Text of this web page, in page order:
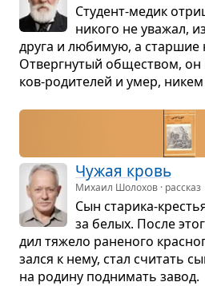
Сту­дент-медик
никого не ува­жал,
друга и люби­мую, а стар­шие
Отверг­ну­тый обще­ством, он
ков-роди­те­лей и умер,
Чужая кровь
Михаил Шолохов · рассказ
Сын ста­рика-
за белых. После
дил тяжело ране­ного
зался к нему, стал счи­тать
на родину под­ни­мать завод.